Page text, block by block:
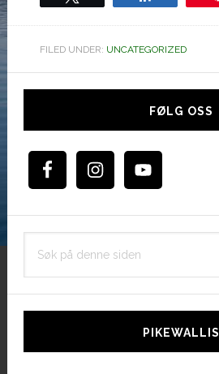
FILED UNDER: UNCATEGORIZED
Hoved
sidebar
FØLG OSS
PIKEWALLIS